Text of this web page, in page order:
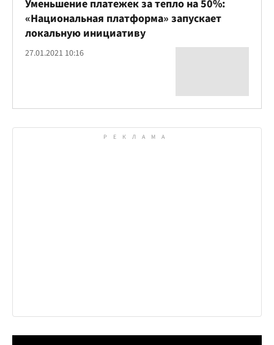
Уменьшение платежек за тепло на 50%:
«Национальная платформа» запускает
локальную инициативу
27.01.2021 10:16